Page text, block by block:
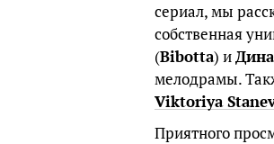
сериал, мы
собственная
(Bibotta) и
мелодрамы.
Viktoriya
Приятного